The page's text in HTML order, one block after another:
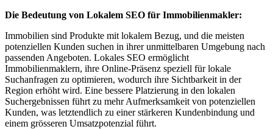
Die Bedeutung von Lokalem SEO für Immobilienmakler:
Immobilien sind Produkte mit lokalem Bezug, und die meisten
potenziellen Kunden suchen in ihrer unmittelbaren Umgebung nach
passenden Angeboten. Lokales SEO ermöglicht
Immobilienmaklern, ihre Online-Präsenz speziell für lokale
Suchanfragen zu optimieren, wodurch ihre Sichtbarkeit in der
Region erhöht wird. Eine bessere Platzierung in den lokalen
Suchergebnissen führt zu mehr Aufmerksamkeit von potenziellen
Kunden, was letztendlich zu einer stärkeren Kundenbindung und
einem grösseren Umsatzpotenzial führt.